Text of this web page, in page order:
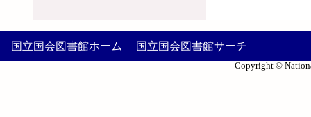
国立国会図書館ホーム 国立国会図書館サーチ
Copyright ©